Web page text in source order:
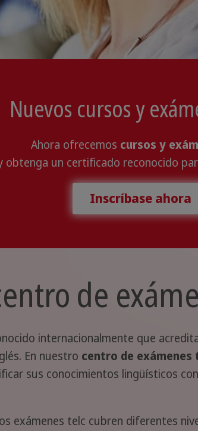
Nuevos cursos y
Ahora ofrecemos cursos y
obtenga un certificado reconocido
Inscríbase ahora
de
internacionalmente que
En nuestro centro de
sus conocimientos lingüísticos
exámenes telc cubren diferentes